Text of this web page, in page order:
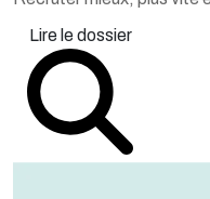
Lire le dossier